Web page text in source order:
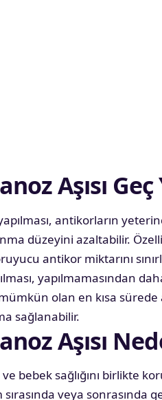
Aşısı Geç
antikorların
düzeyini azaltabilir.
antikor miktarını
yapılmamasından
olan en kısa sürede
sağlanabilir.
Aşısı
bebek sağlığını birlikte
veya sonrasında